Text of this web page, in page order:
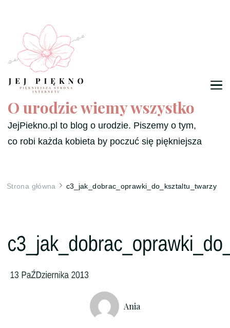
O urodzie wiemy wszystko
JejPiekno.pl to blog o urodzie. Piszemy o tym,
co robi każda kobieta by poczuć się piękniejsza
Strona główna c3_jak_dobrac_oprawki_do_ksztaltu_twarzy
Ania